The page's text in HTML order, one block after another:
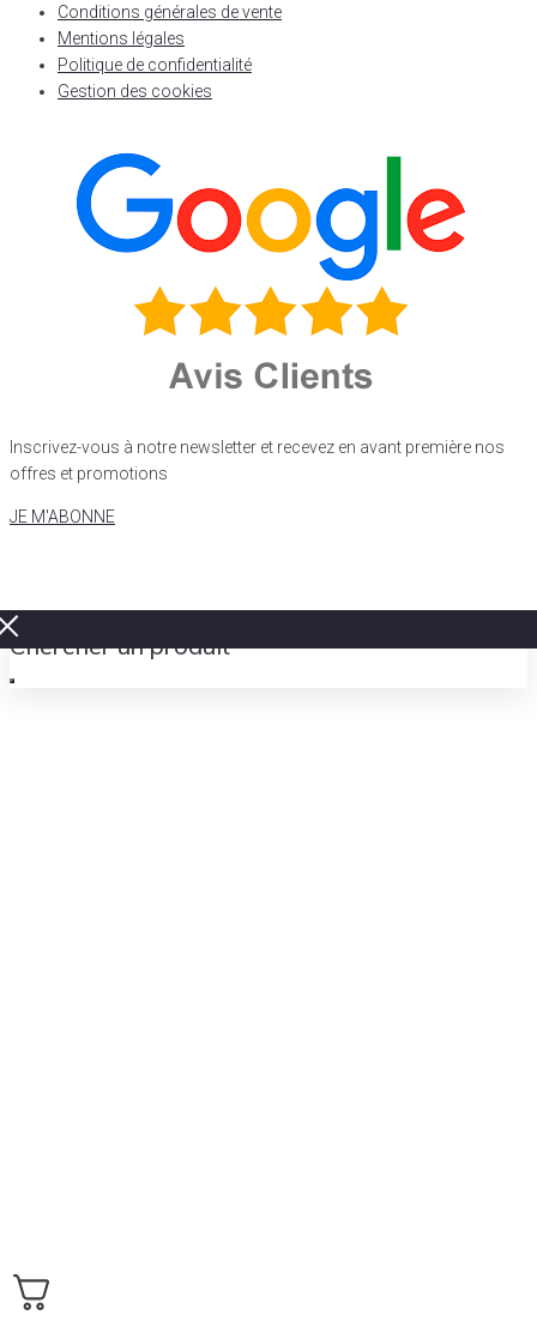
Conditions générales de vente
Mentions légales
Politique de confidentialité
Gestion des cookies
Inscrivez-vous à notre newsletter et recevez en avant première nos
offres et promotions
JE M'ABONNE